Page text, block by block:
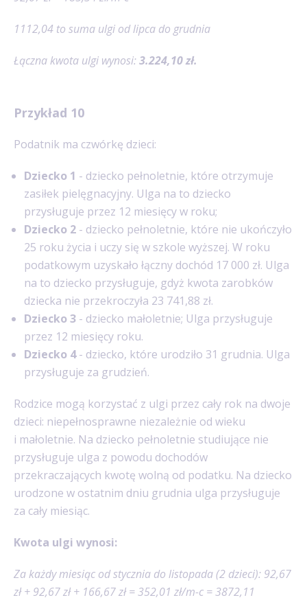
1112,04 to suma ulgi od lipca do grudnia
Łączna kwota ulgi wynosi:3.224,10 zł.
Przykład 10
Podatnik ma czwórkę dzieci:
Dziecko 1 - dziecko pełnoletnie, które otrzymuje
zasiłek pielęgnacyjny. Ulga na to dziecko
przysługuje przez 12 miesięcy w roku;
Dziecko 2 - dziecko pełnoletnie, które nie ukończyło
25 roku życia i uczy się w szkole wyższej. W roku
podatkowym uzyskało łączny dochód 17 000 zł. Ulga
na to dziecko przysługuje, gdyż kwota zarobków
dziecka nie przekroczyła 23 741,88 zł.
Dziecko 3 - dziecko małoletnie; Ulga przysługuje
przez 12 miesięcy roku.
Dziecko 4- dziecko, które urodziło 31 grudnia. Ulga
przysługuje za grudzień.
Rodzice mogą korzystać z ulgi przez cały rok na dwoje
dzieci: niepełnosprawne niezależnie od wieku
i małoletnie. Na dziecko pełnoletnie studiujące nie
przysługuje ulga z powodu dochodów
przekraczających kwotę wolną od podatku. Na dziecko
urodzone w ostatnim dniu grudnia ulga przysługuje
za cały miesiąc.
Kwota ulgi wynosi:
Za każdy miesiąc od stycznia do listopada (2 dzieci): 92,67
zł + 92,67 zł + 166,67 zł = 352,01 zł/m-c = 3872,11